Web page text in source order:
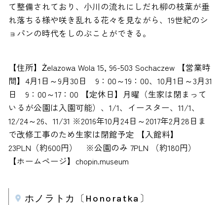
て整備されており、小川の流れにしだれ柳の枝葉が垂
れ落ちる様や咲き乱れる花々を見ながら、19世紀のシ
ョパンの時代をしのぶことができる。
【住所】Żelazowa Wola 15, 96-503 Sochaczew 【営業時
間】4月1日～9月30日 9：00～19：00、10月1日～3月31
日 9：00～17：00 【定休日】月曜（生家は閉まって
いるが公園は入園可能）、1/1、イースター、11/1、
12/24～26、11/31 ※2016年10月24日～2017年2月28日ま
で改修工事のため生家は閉館予定 【入館料】
23PLN（約600円） ※公園のみ 7PLN （約180円）
【ホームページ】chopin.museum
ホノラトカ〔Honoratka〕